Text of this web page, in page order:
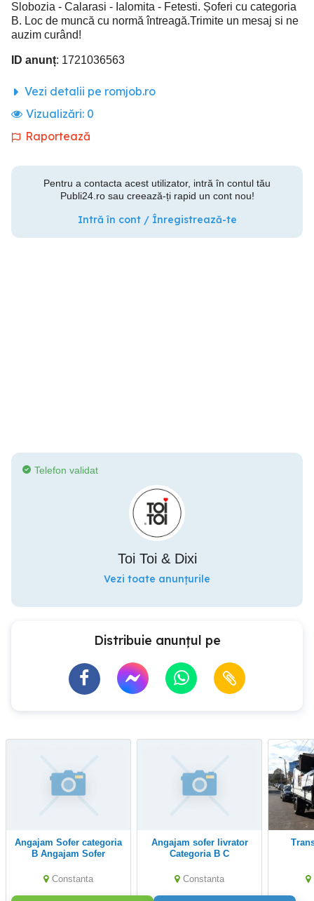
Slobozia - Calarasi - Ialomita - Fetesti. Șoferi cu categoria
B. Loc de muncă cu normă întreagă.Trimite un mesaj si ne
auzim curând!
ID anunț: 1721036563
Vezi detalii pe romjob.ro
Vizualizări: 0
Raportează
Pentru a contacta acest utilizator, intră în contul tău
Publi24.ro sau creează-ți rapid un cont nou!
Intră în cont / Înregistrează-te
Telefon validat
Toi Toi & Dixi
Vezi toate anunțurile
Distribuie anunțul pe
Angajam Sofer categoria
B Angajam Sofer
Constanta
Angajam sofer livrator
Categoria B C
Constanta